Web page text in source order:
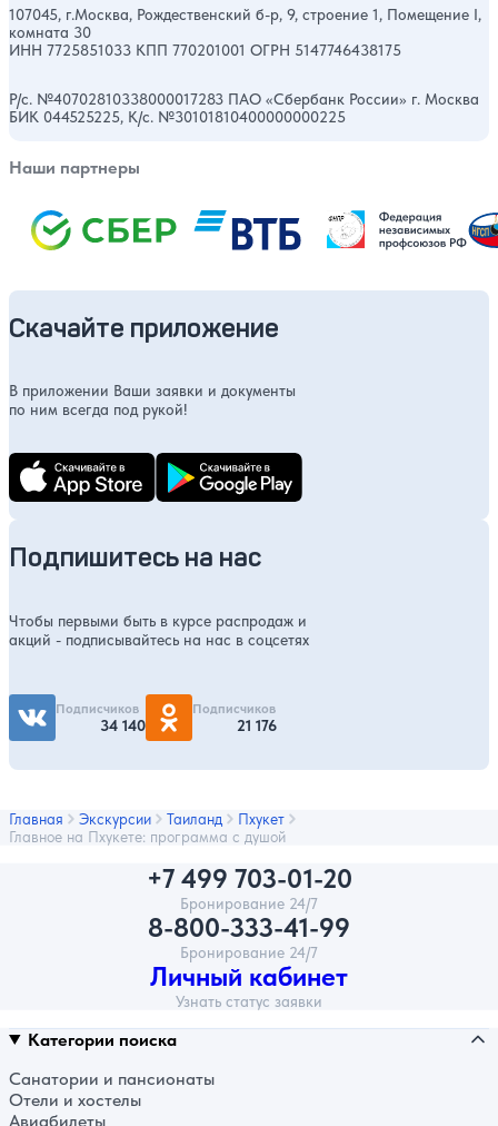
107045, г.Москва, Рождественский б-р, 9, строение 1, Помещение I,
комната 30
ИНН 7725851033 КПП 770201001 ОГРН 5147746438175
Р/с. №40702810338000017283 ПАО «Сбербанк России» г. Москва
БИК 044525225, К/с. №30101810400000000225
Наши партнеры
Скачайте приложение
В приложении Ваши заявки и документы
по ним всегда под рукой!
Подпишитесь на нас
Чтобы первыми быть в курсе распродаж и
акций - подписывайтесь на нас в соцсетях
Подписчиков
34 140
Подписчиков
21 176
Главная Экскурсии Таиланд
Пхукет
Главное на Пхукете: программа с душой
+7 499 703-01-20
Бронирование 24/7
8-800-333-41-99
Бронирование 24/7
Личный кабинет
Узнать статус заявки
Категории поиска
Санатории и пансионаты
Отели и хостелы
Авиабилеты